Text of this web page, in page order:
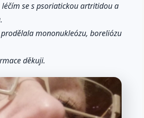
léčím se s psoriatickou artritidou a
mononukleózu, boreliózu
děkuji.